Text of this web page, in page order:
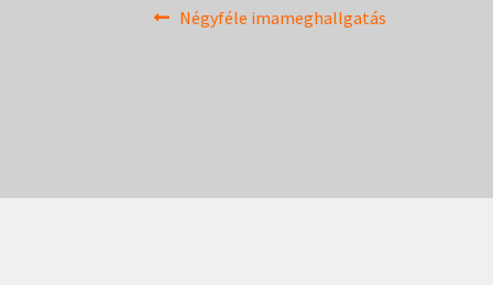
Bejegyzés
Previous
Négyféle imameghallgatás